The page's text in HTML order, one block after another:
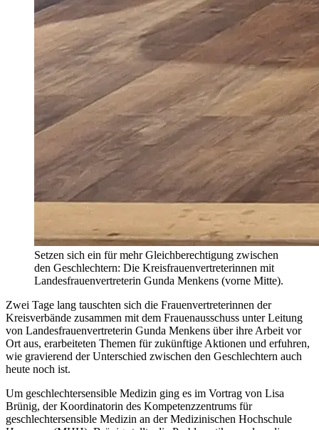
Setzen sich ein für mehr Gleichberechtigung zwischen
den Geschlechtern: Die Kreisfrauenvertreterinnen mit
Landesfrauenvertreterin Gunda Menkens (vorne Mitte).
Zwei Tage lang tauschten sich die Frauenvertreterinnen der
Kreisverbände zusammen mit dem Frauenausschuss unter Leitung
von Landesfrauenvertreterin Gunda Menkens über ihre Arbeit vor
Ort aus, erarbeiteten Themen für zukünftige Aktionen und erfuhren,
wie gravierend der Unterschied zwischen den Geschlechtern auch
heute noch ist.
Um geschlechtersensible Medizin ging es im Vortrag von Lisa
Brünig, der Koordinatorin des Kompetenzzentrums für
geschlechtersensible Medizin an der Medizinischen Hochschule